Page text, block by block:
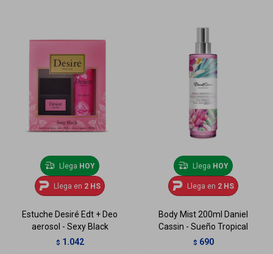
Llega HOY
Llega en 2 HS
Estuche Desiré Edt + Deo
aerosol - Sexy Black
$ 1.042
Llega HOY
Llega en 2 HS
Body Mist 200ml Daniel
Cassin - Sueño Tropical
$ 690